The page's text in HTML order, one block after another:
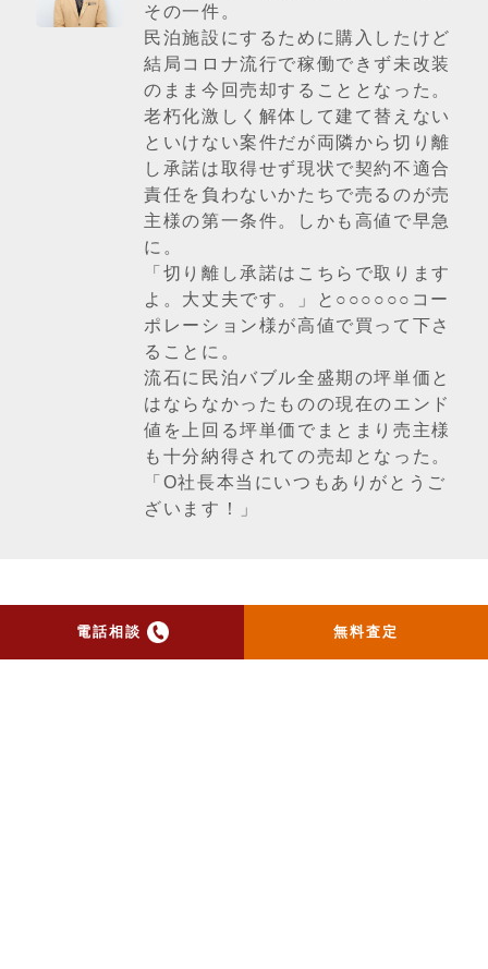
電話相談 無料査定
その一件。
民泊施設にするために購入したけど
結局コロナ流行で稼働できず未改装
のまま今回売却することとなった。
老朽化激しく解体して建て替えない
といけない案件だが両隣から切り離
し承諾は取得せず現状で契約不適合
責任を負わないかたちで売るのが売
主様の第一条件。しかも高値で早急
に。
「切り離し承諾はこちらで取ります
よ。大丈夫です。」と○○○○○○コー
ポレーション様が高値で買って下さ
ることに。
流石に民泊バブル全盛期の坪単価と
はならなかったものの現在のエンド
値を上回る坪単価でまとまり売主様
も十分納得されての売却となった。
「O社長本当にいつもありがとうご
ざいます！」